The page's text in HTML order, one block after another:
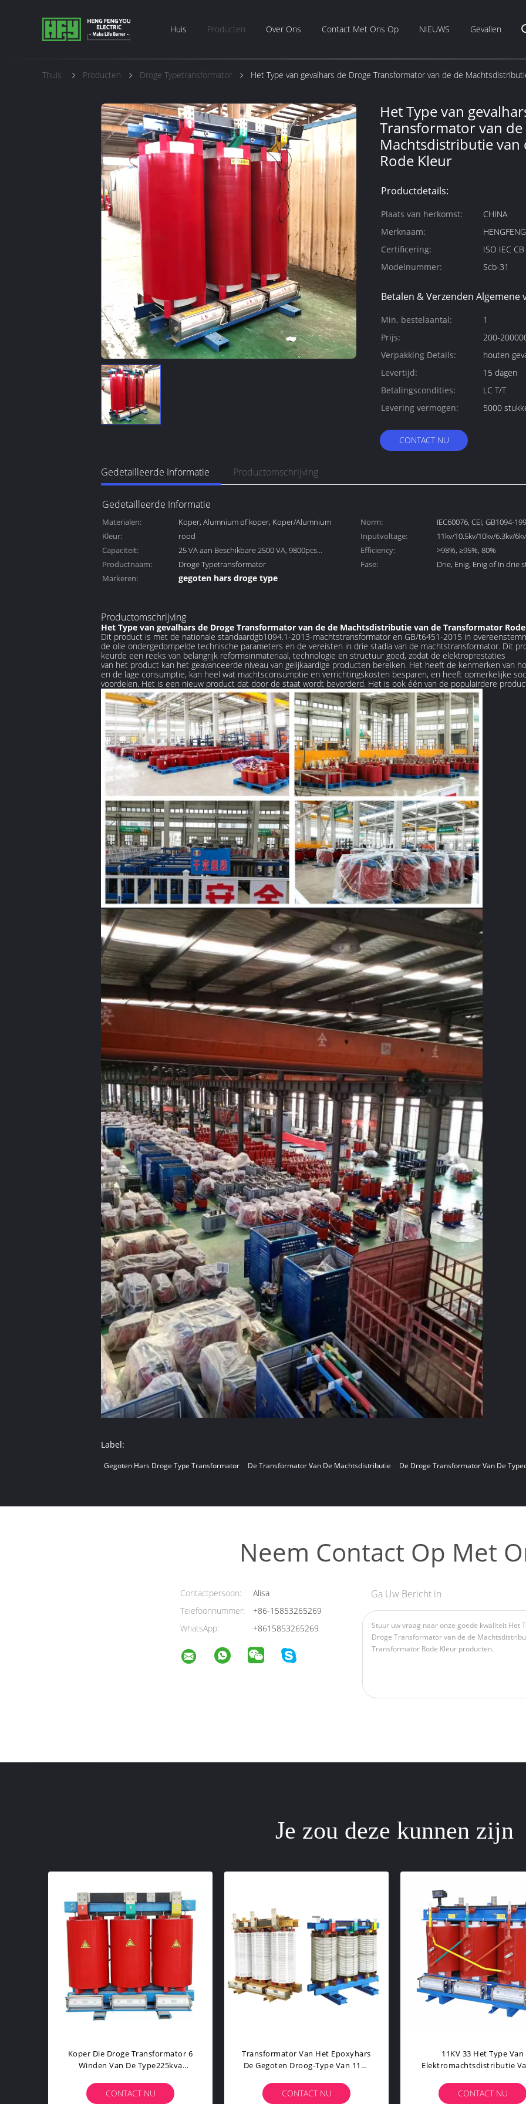
Huis Producten Over Ons Contact Met Ons Op NIEUWS Gevallen
Thuis Producten Droge Typetransformator Het Type van gevalhars de Droge Transformator van de de
Het Type van
Transformator van de
Machtsdistributie
Rode Kleur
Productdetails:
Plaats van herkomst:
CHINA
Merknaam:
Certificering:
ISO IEC
Modelnummer:
Scb-31
Betalen & Verzenden Algemene
Min. bestelaantal:
1
Prijs:
200-
Verpakking Details:
houten
Levertijd:
15 dagen
Betalingscondities:
LC T/T
Levering vermogen:
5000
CONTACT NU
Gedetailleerde Informatie Productomschrijving
Gedetailleerde Informatie
Materialen: Koper, Alumnium of koper, Koper/Alumnium Norm:
IEC60076, CEI, GB1094-
GB/T6451-2008; EQV,
2008
Kleur: rood Inputvoltage:
11kv/10.5kv/10kv/6.3kv/
spanning onder 1000VAC
die
Capaciteit:
25 VA aan Beschikbare 2500 VA, 9800pcs
/daily, 0.1KVA-2500KV
Efficiency:
>98%, ≥95%, 80%
Productnaam:
Droge Typetransformator Fase:
Drie, Enig, Enig of In drie
Markeren:
gegoten hars droge type
De transformator van de
machtsdistributie
Productomschrijving
Het Type van gevalhars de Droge Transformator van de de Machtsdistributie van de Transformator
Dit product is met de nationale standaardgb1094.1-2013-machtstransformator en GB/t6451-2015 in
de olie ondergedompelde technische parameters en de vereisten in drie stadia van de machtstransformator. Dit
keurde een reeks van belangrijk reformsinmateriaal, technologie en structuur goed, zodat de elektroprestaties
van het product kan het geavanceerde niveau van gelijkaardige producten bereiken. Het heeft de kenmerken van
en de lage consumptie, kan heel wat machtsconsumptie en verrichtingskosten besparen, en heeft opmerkelijke
voordelen. Het is een nieuw product dat door de staat wordt bevorderd. Het is ook één van de populairdere
Label:
Gegoten Hars Droge Type Transformator De Transformator Van De Machtsdistributie De Droge Transformator Van De
Neem Contact Op Met
Contactpersoon:
Alisa
Telefoonnummer:
+86-15853265269
WhatsApp:
+8615853265269
Ga Uw Bericht in
Je zou deze kunnen zijn
Epoxyhars Gegoten Droog-Type
Transforme Van 11kv 1250kVA
CONTACT NU
30kVA 50kVA Drogen Type
Gegoten Harstransformator Voor
CONTACT NU
Hars Droge Type Van
0.4kv Gegoten
CONTACT NU